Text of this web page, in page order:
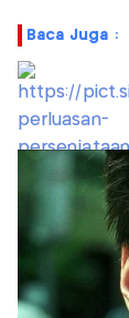
Baca Juga :